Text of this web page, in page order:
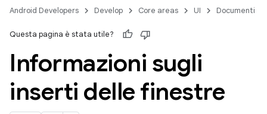
Android Developers Develop Core areas UI Documenti
Questa pagina è stata utile?
Informazioni sugli
inserti delle finestre